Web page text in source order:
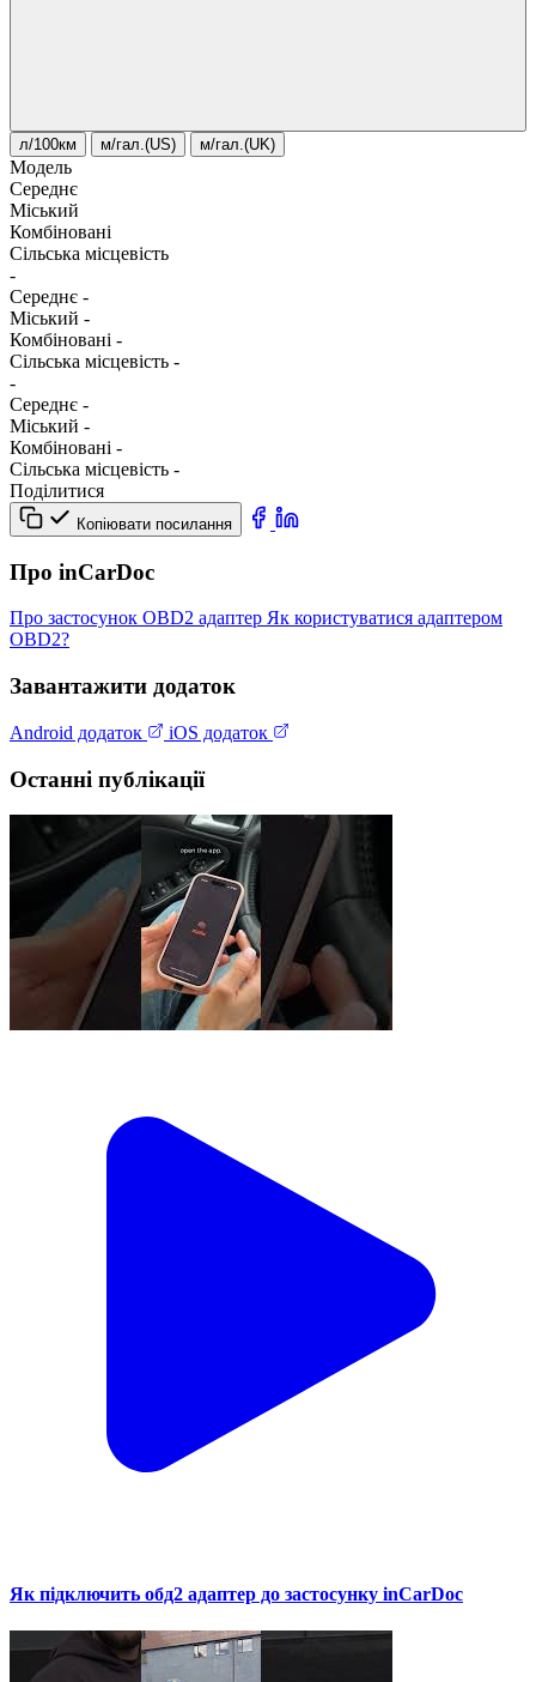
л/100км м/гал.(US) м/гал.(UK)
Модель
Середнє
Міський
Комбіновані
Сільська місцевість
-
Середнє -
Міський -
Комбіновані -
Сільська місцевість -
-
Середнє -
Міський -
Комбіновані -
Сільська місцевість -
Поділитися
Копіювати посилання
Про inCarDoc
Про застосунок OBD2 адаптер Як користуватися адаптером
OBD2?
Завантажити додаток
Android додаток iOS додаток
Останні публікації
Як підключить обд2 адаптер до застосунку inCarDoc